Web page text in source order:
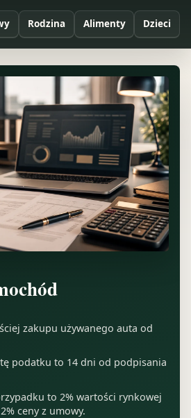
Rodzina Alimenty Dzieci
zakupu używanego auta od
podatku to 14 dni od podpisania
to 2% wartości rynkowej
ceny z umowy.